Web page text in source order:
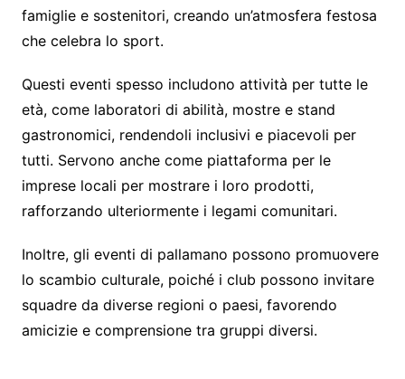
famiglie e sostenitori, creando un’atmosfera festosa
che celebra lo sport.
Questi eventi spesso includono attività per tutte le
età, come laboratori di abilità, mostre e stand
gastronomici, rendendoli inclusivi e piacevoli per
tutti. Servono anche come piattaforma per le
imprese locali per mostrare i loro prodotti,
rafforzando ulteriormente i legami comunitari.
Inoltre, gli eventi di pallamano possono promuovere
lo scambio culturale, poiché i club possono invitare
squadre da diverse regioni o paesi, favorendo
amicizie e comprensione tra gruppi diversi.